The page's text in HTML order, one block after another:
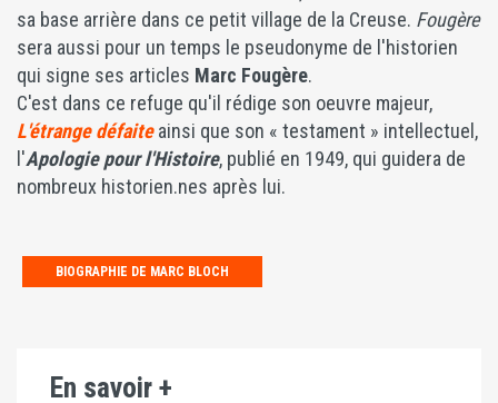
sa base arrière dans ce petit village de la Creuse. Fougère
sera aussi pour un temps le pseudonyme de l'historien
qui signe ses articles Marc Fougère.
C'est dans ce refuge qu'il rédige son oeuvre majeur,
L'étrange défaite ainsi que son « testament » intellectuel,
l'Apologie pour l'Histoire, publié en 1949, qui guidera de
nombreux historien.nes après lui.
BIOGRAPHIE DE MARC BLOCH
En savoir +